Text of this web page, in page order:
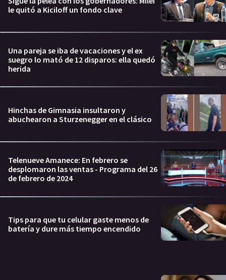
le quitó a Kiciloff un fondo clave
Una pareja se iba de vacaciones y el ex
suegro lo mató de 12 disparos: ella quedó
herida
Hinchas de Gimnasia insultaron y
abuchearon a Sturzenegger en el clásico
Telenueve Amanece: En febrero se
desplomaron las ventas - Programa del 26
de febrero de 2024
Tips para que tu celular gaste menos de
batería y dure más tiempo encendido